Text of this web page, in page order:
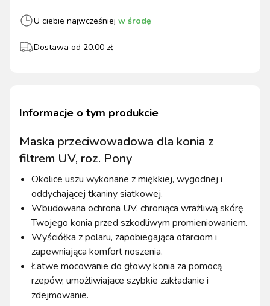
U ciebie najwcześniej w środę
Dostawa od 20.00 zł
Informacje o tym produkcie
Maska przeciwowadowa dla konia z
filtrem UV, roz. Pony
Okolice uszu wykonane z miękkiej, wygodnej i
oddychającej tkaniny siatkowej.
Wbudowana ochrona UV, chroniąca wrażliwą skórę
Twojego konia przed szkodliwym promieniowaniem.
Wyściółka z polaru, zapobiegająca otarciom i
zapewniająca komfort noszenia.
Łatwe mocowanie do głowy konia za pomocą
rzepów, umożliwiające szybkie zakładanie i
zdejmowanie.